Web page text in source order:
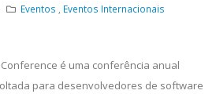
Eventos
Eventos Internacionais
é uma conferência anual
para desenvolvedores de software